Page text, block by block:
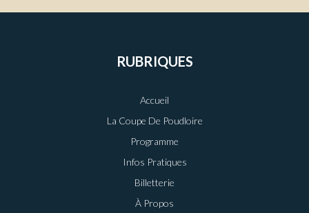
RUBRIQUES
Accueil
La Coupe De Poudloire
Programme
Infos Pratiques
Billetterie
À Propos